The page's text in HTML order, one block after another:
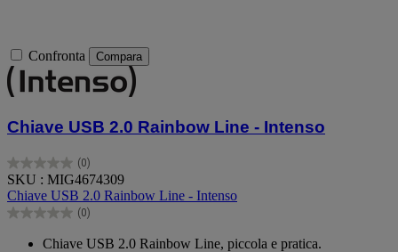
Confronta Compara
Chiave USB 2.0 Rainbow Line - Intenso
(0)
0.0
su
5
stelle.
SKU : MIG4674309
Chiave USB 2.0 Rainbow Line - Intenso
(0)
0.0
Chiave USB 2.0 Rainbow Line, piccola e pratica.